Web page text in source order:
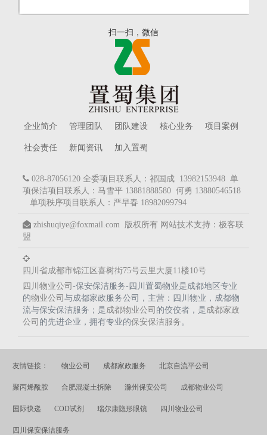
扫一扫，微信
企业简介 管理团队 团队建设 核心业务 项目案例
社会责任 新闻资讯 加入置蜀
028-87056120 全委项目联系人：祁国成 13982153948 单
项保洁项目联系人：马雪平 13881888580 何勇 13880546518
单项秩序项目联系人：严早春 18982099794
zhishuqiye@foxmail.com 版权所有 网站技术支持： 极客联
盟
四川省成都市锦江区喜树街75号云里大厦11楼10号
四川物业公司 -保安保洁服务-四川置蜀物业是成都地区专业
的物业公司 与成都家政服务公司，主营：四川物业，成都物
流与保安保洁服务；是 成都物业公司 的佼佼者，是 成都家政
公司 的先进企业，拥有专业的保安保洁服务 。
友情链接： 物业公司 成都家政服务 北京自流平公司
聚丙烯酰胺 合肥混凝土拆除 滁州保安公司 成都物业公司
国际快递 COD试剂 瑞尔康隐形眼镜 四川物业公司
四川保安保洁服务